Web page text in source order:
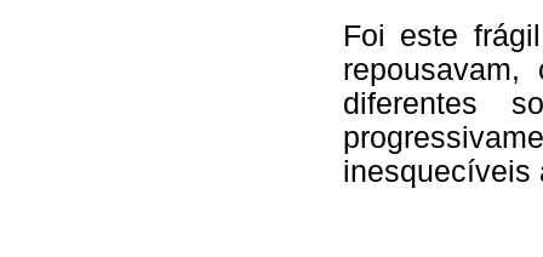
Foi este
diferentes
inesquecíveis